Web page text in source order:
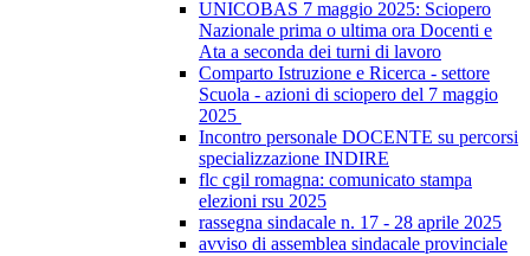
UNICOBAS 7 maggio 2025: Sciopero
Nazionale prima o ultima ora Docenti e
Ata a seconda dei turni di lavoro
Comparto Istruzione e Ricerca - settore
Scuola - azioni di sciopero del 7 maggio
2025
Incontro personale DOCENTE su percorsi
specializzazione INDIRE
flc cgil romagna: comunicato stampa
elezioni rsu 2025
rassegna sindacale n. 17 - 28 aprile 2025
avviso di assemblea sindacale provinciale